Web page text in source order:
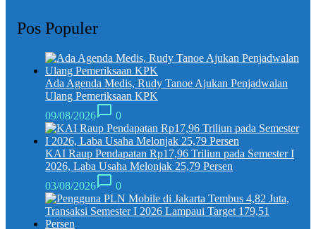
Pos Populer
Ada Agenda Medis, Rudy Tanoe Ajukan Penjadwalan
Ulang Pemeriksaan KPK
09/08/2026
0
KAI Raup Pendapatan Rp17,96 Triliun pada Semester I
2026, Laba Usaha Melonjak 25,79 Persen
03/08/2026
0